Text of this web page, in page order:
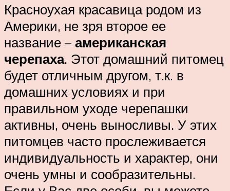
Красноухая красавица родом из
Америки, не зря второе ее
название – американская
черепаха. Этот домашний питомец
будет отличным другом, т.к. в
домашних условиях и при
правильном уходе черепашки
активны, очень выносливы. У этих
питомцев часто прослеживается
индивидуальность и характер, они
очень умны и сообразительны.